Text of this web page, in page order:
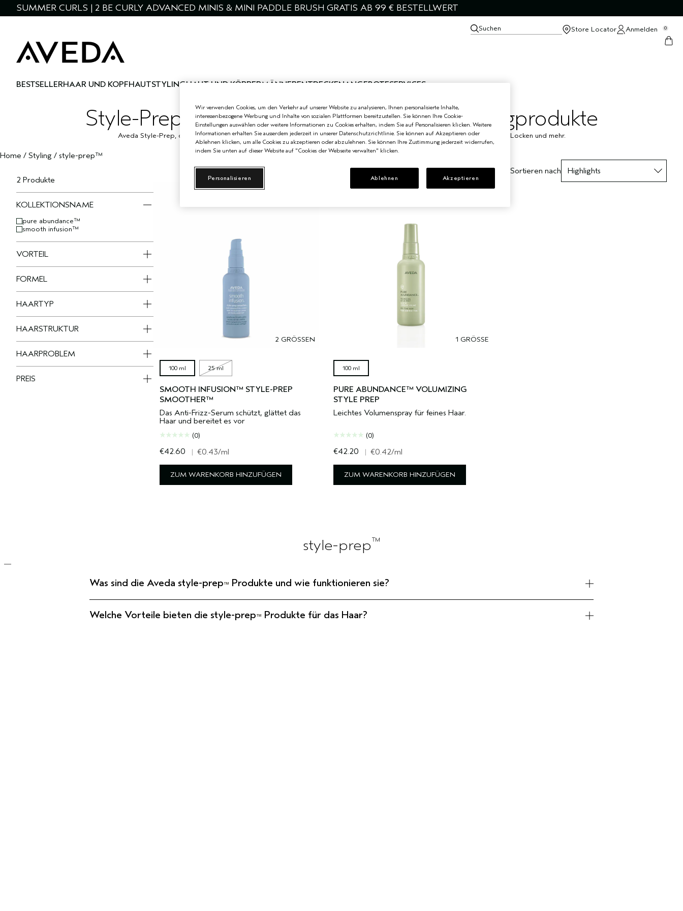
SUMMER CURLS | 2 BE CURLY ADVANCED MINIS & MINI PADDLE BRUSH GRATIS AB 99 € BESTELLWERT
Suchen Store Locator Anmelden 0
BESTSELLERHAAR UND KOPFHAUTSTYLINGHAUT UND KÖRPERMÄNNERENTDECKENANGEBOTESERVICES
Style-Prep™: einfaches Haarstyling und Stylingprodukte
Aveda Style-Prep, deine Lieblingsdestination für leichtes Haarstyling und natürliche Styling-Behandlungen für Volumen, Frizz, Locken und mehr.
Home / Styling / style-prep™
2 Produkte
KOLLEKTIONSNAME
pure abundance™
smooth infusion™
VORTEIL
FORMEL
HAARTYP
HAARSTRUKTUR
HAARPROBLEM
PREIS
Sortieren nach
2 GRÖSSEN
100 ml 25 ml
SMOOTH INFUSION™ STYLE-PREP
SMOOTHER™
Das Anti-Frizz-Serum schützt, glättet das
Haar und bereitet es vor
(0)
€42.60 | €0.43/ml
ZUM WARENKORB HINZUFÜGEN
1 GRÖSSE
100 ml
PURE ABUNDANCE™ VOLUMIZING
STYLE PREP
Leichtes Volumenspray für feines Haar.
(0)
€42.20 | €0.42/ml
ZUM WARENKORB HINZUFÜGEN
style-prep™
Was sind die Aveda style-prep™ Produkte und wie funktionieren sie?
Welche Vorteile bieten die style-prep™ Produkte für das Haar?
Wir verwenden Cookies, um den Verkehr auf unserer Website zu analysieren, Ihnen personalisierte Inhalte,
interessenbezogene Werbung und Inhalte von sozialen Plattformen bereitzustellen. Sie können Ihre Cookie-
Einstellungen auswählen oder weitere Informationen zu Cookies erhalten, indem Sie auf Personalisieren klicken. Weitere
Informationen erhalten Sie ausserdem jederzeit in unserer Datenschutzrichtlinie. Sie können auf Akzeptieren oder
Ablehnen klicken, um alle Cookies zu akzeptieren oder abzulehnen. Sie können Ihre Zustimmung jederzeit widerrufen,
indem Sie unten auf dieser Website auf "Cookies der Webseite verwalten" klicken.
Personalisieren Ablehnen Akzeptieren